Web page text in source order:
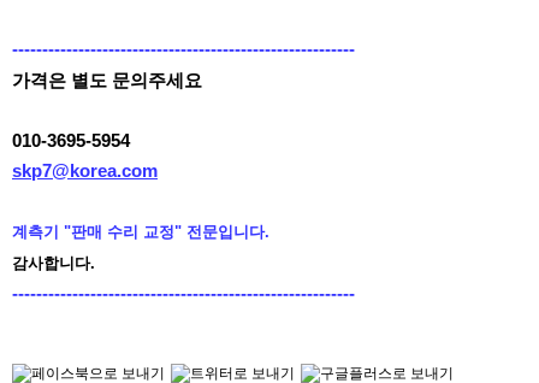
---------------------------------------------------------
가격은 별도 문의주세요
010-3695-5954
skp7@korea.com
계측기 "판매 수리 교정" 전문입니다.
감사합니다.
---------------------------------------------------------